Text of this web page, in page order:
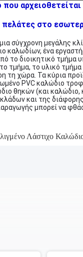
που
στο
σύγχρονη μεγάλης
καλωδίων, ένα
το διοικητικό
τμήμα, το υλικό
τη χώρα. Τα κύρια
PVC καλώδιο
θηκών (και
και της
μπορεί να
Λάστιχο